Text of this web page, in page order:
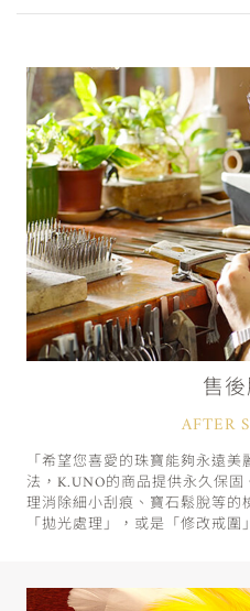
售
AFTER
「希望您喜愛的珠寶能夠永遠
法，K.UNO的商品提供永久保
理消除細小刮痕、寶石鬆脫等
「拋光處理」，或是「修改戒圍